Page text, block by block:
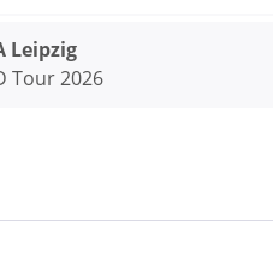
Leipzig
Tour 2026